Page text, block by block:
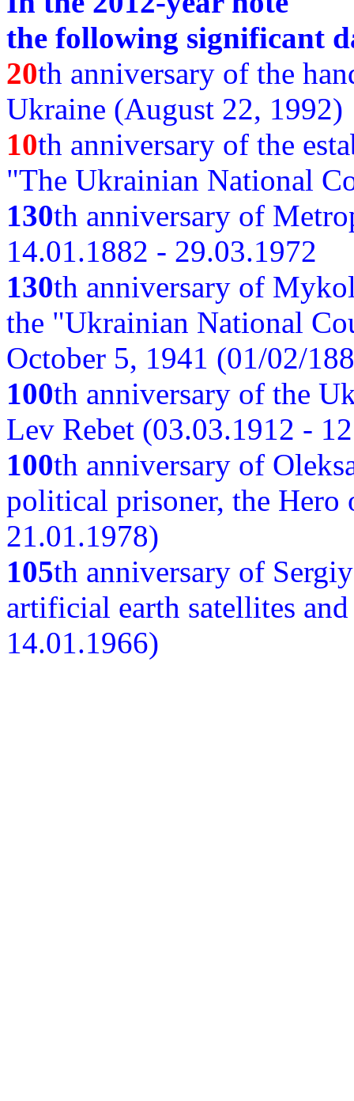
the following significant
20th anniversary of the
Ukraine (August 22, 1992)
10th anniversary of the
"The Ukrainian National
130th anniversary of
14.01.1882 - 29.03.1972
130th anniversary of
the "Ukrainian National
October 5, 1941 (01/02/
100th anniversary of the
Lev Rebet (03.03.1912 -
100th anniversary of
political prisoner, the
21.01.1978)
105th anniversary of
artificial earth satellites
14.01.1966)